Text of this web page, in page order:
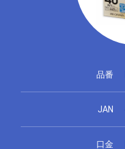
品番
JAN
口金